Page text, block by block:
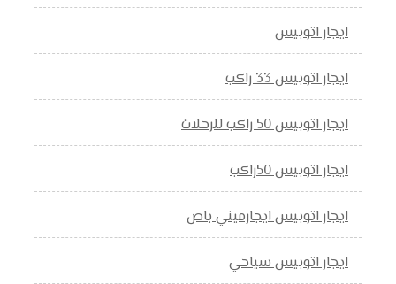
ايجار اتوبيس
ايجار اتوبيس 33 راكب
ايجار اتوبيس 50 راكب للرحلات
ايجار اتوبيس 50راكب
ايجار اتوبيس ايجارميني باص
ايجار اتوبيس سياحي